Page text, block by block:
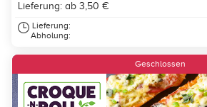
Lieferung: ab 3,50 €
Lieferung:
Abholung:
Geschlossen